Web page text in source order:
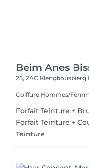
Beim Anes
25, ZAC Klengbousbierg
Coiffure Hommes/
Forfait Teinture +
Forfait Teinture +
Teinture